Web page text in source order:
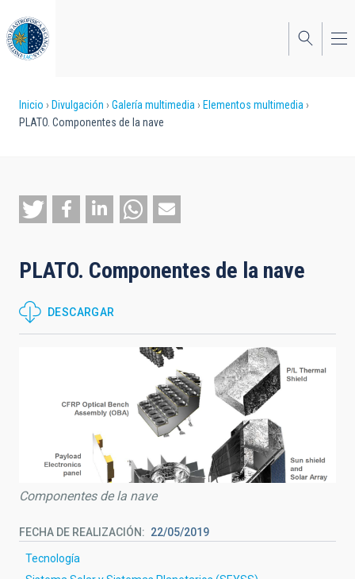
al
contenido
principal
Sobrescribir
enlaces
ayuda
a
navegación
Inicio Divulgación Galería multimedia
Elementos multimedia
PLATO. Componentes de la nave
PLATO. Componentes de la nave
DESCARGAR
Componentes de la nave
FECHA DE REALIZACIÓN 22/05/2019
Tecnología